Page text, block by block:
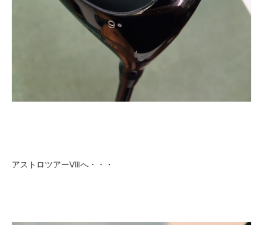
アストロツアーVⅢへ・・・